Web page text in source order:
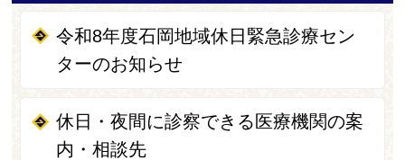
令和8年度石岡地域休日緊急診療セン
ターのお知らせ
休日・夜間に診察できる医療機関の案
内・相談先